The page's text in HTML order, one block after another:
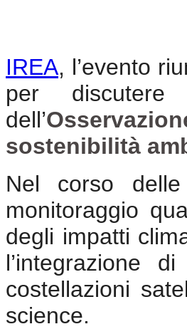
IREA, l’evento
per
dell’
sostenibilità
Nel corso
monitoraggio
degli impatti
l’integrazione
costellazioni
science.